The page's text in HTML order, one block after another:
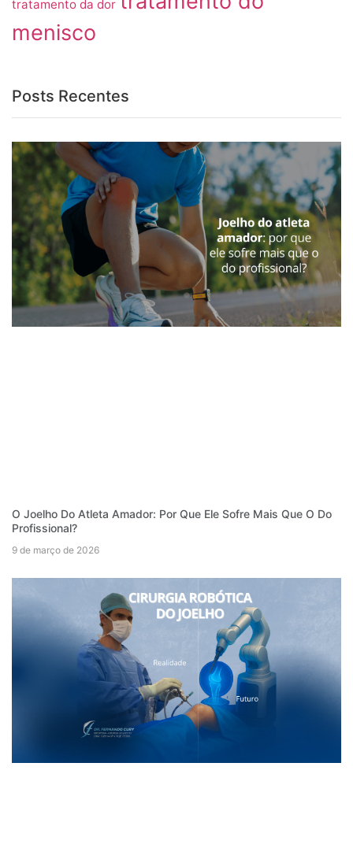
tratamento da dor
menisco
Posts Recentes
O Joelho Do Atleta Amador: Por Que Ele Sofre Mais Que O Do
Profissional?
9 de março de 2026